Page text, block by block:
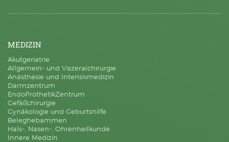
MEDIZIN
Akutgeriatrie
Allgemein- und Viszeralchirurgie
Anästhesie und Intensivmedizin
Darmzentrum
EndoProthetikZentrum
Gefäßchirurgie
Gynäkologie und Geburtshilfe
Beleghebammen
Hals-, Nasen-, Ohrenheilkunde
Innere Medizin